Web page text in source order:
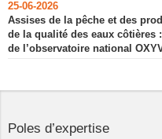
25-06-2026
Assises de la pêche et des
de la qualité des eaux côtières
de l’observatoire national
Poles d’expertise